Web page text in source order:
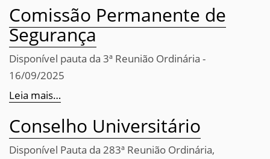
Comissão Permanente de
Segurança
Disponível pauta da 3ª Reunião Ordinária -
16/09/2025
Leia mais…
Conselho Universitário
Disponível Pauta da 283ª Reunião Ordinária,